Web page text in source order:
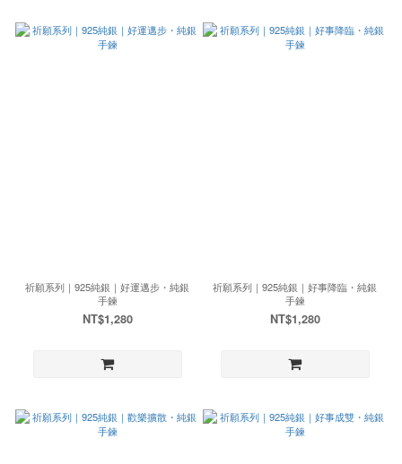
祈願系列｜925純銀｜好運邁步・純銀
手鍊
NT$1,280
祈願系列｜925純銀｜好事降臨・純銀
手鍊
NT$1,280